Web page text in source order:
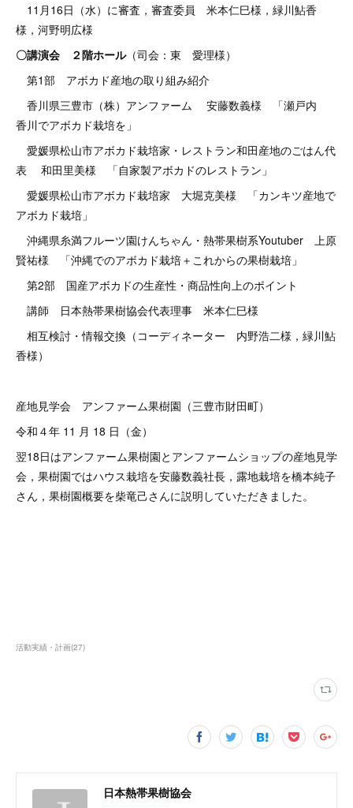
11月16日（水）に審査，審査委員 米本仁巳様，緑川鮎香
様，河野明広様
〇講演会 ２階ホール（司会：東 愛理様）
第1部 アボカド産地の取り組み紹介
香川県三豊市（株）アンファーム 安藤数義様 「瀬戸内
香川でアボカド栽培を」
愛媛県松山市アボカド栽培家・レストラン和田産地のごはん代
表 和田里美様 「自家製アボカドのレストラン」
愛媛県松山市アボカド栽培家 大堀克美様 「カンキツ産地で
アボカド栽培」
沖縄県糸満フルーツ園けんちゃん・熱帯果樹系Youtuber 上原
賢祐様 「沖縄でのアボカド栽培＋これからの果樹栽培」
第2部 国産アボカドの生産性・商品性向上のポイント
講師 日本熱帯果樹協会代表理事 米本仁巳様
相互検討・情報交換（コーディネーター 内野浩二様，緑川鮎
香様）
産地見学会 アンファーム果樹園（三豊市財田町）
令和４年 11 月 18 日（金）
翌18日はアンファーム果樹園とアンファームショップの産地見学
会，果樹園ではハウス栽培を安藤数義社長，露地栽培を橋本純子
さん，果樹園概要を柴竜己さんに説明していただきました。
活動実績・計画(27)
日本熱帯果樹協会